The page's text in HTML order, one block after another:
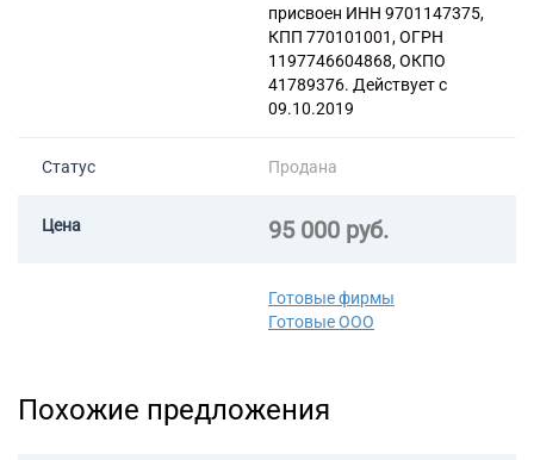
присвоен ИНН 9701147375,
КПП 770101001, ОГРН
1197746604868, ОКПО
41789376. Действует с
09.10.2019
Статус Продана
Цена 95 000 руб.
Готовые фирмы
Готовые ООО
Похожие предложения